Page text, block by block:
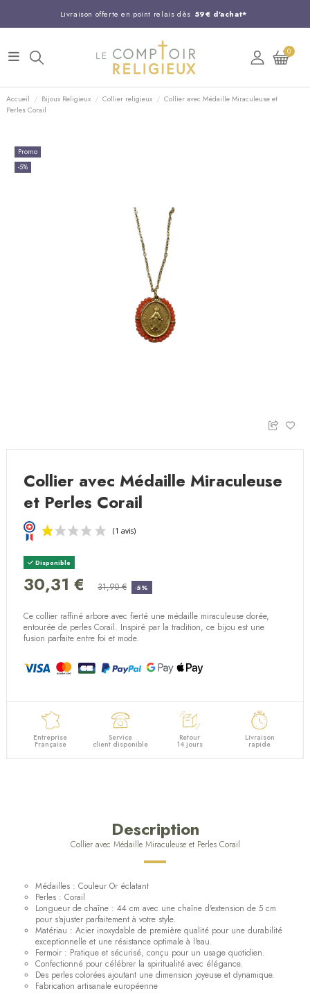
Livraison offerte en point relais dès 59€ d'achat*
Entreprise Française familiale
Support client disponible au 03 20 24 74 15
Commandez avant 14H, expédition le jour même !
0
Accueil Bijoux Religieux Collier religieux
Collier avec Médaille Miraculeuse et
Perles Corail
Promo
-5%
Collier avec Médaille Miraculeuse
et Perles Corail
(1 avis)
Disponible
30,31 € 31,90 € -5%
Ce collier raffiné arbore avec fierté une médaille miraculeuse dorée,
entourée de perles Corail. Inspiré par la tradition, ce bijou est une
fusion parfaite entre foi et mode.
Entreprise
Française
Service
client disponible
Retour
14 jours
Livraison
rapide
Description
Collier avec Médaille Miraculeuse et Perles Corail
Médailles : Couleur Or éclatant
Perles : Corail
Longueur de chaîne : 44 cm avec une chaîne d'extension de 5 cm
pour s'ajuster parfaitement à votre style.
Matériau : Acier inoxydable de première qualité pour une durabilité
exceptionnelle et une résistance optimale à l'eau.
Fermoir : Pratique et sécurisé, conçu pour un usage quotidien.
Confectionné pour célébrer la spiritualité avec élégance.
Des perles colorées ajoutant une dimension joyeuse et dynamique.
Fabrication artisanale européenne